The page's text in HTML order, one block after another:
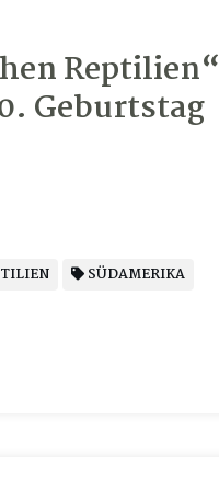
Reptilien“
Geburtstag
SÜDAMERIKA